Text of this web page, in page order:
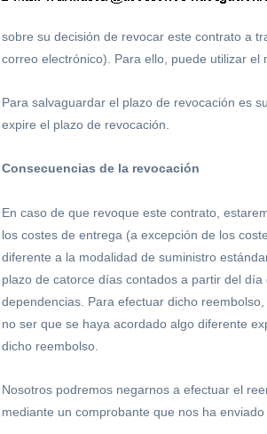
sobre su decisión de revocar este contrato a
correo electrónico). Para ello, puede utilizar
Para salvaguardar el plazo de revocación es
expire el plazo de revocación.
Consecuencias de la revocación
En caso de que revoque este contrato,
los costes de entrega (a excepción de los
diferente a la modalidad de suministro
plazo de catorce días contados a partir del
dependencias. Para efectuar dicho
no ser que se haya acordado algo diferente
dicho reembolso.
Nosotros podremos negarnos a efectuar el
mediante un comprobante que nos ha